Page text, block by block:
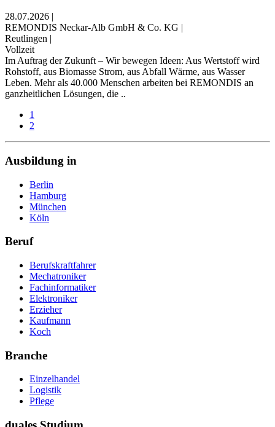
28.07.2026 |
REMONDIS Neckar-Alb GmbH & Co. KG |
Reutlingen |
Vollzeit
Im Auftrag der Zukunft – Wir bewegen Ideen: Aus Wertstoff wird
Rohstoff, aus Biomasse Strom, aus Abfall Wärme, aus Wasser
Leben. Mehr als 40.000 Menschen arbeiten bei REMONDIS an
ganzheitlichen Lösungen, die ..
1
2
Ausbildung in
Berlin
Hamburg
München
Köln
Beruf
Berufskraftfahrer
Mechatroniker
Fachinformatiker
Elektroniker
Erzieher
Kaufmann
Koch
Branche
Einzelhandel
Logistik
Pflege